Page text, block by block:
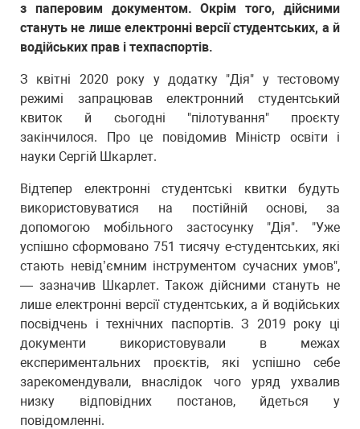
з паперовим документом. Окрім того, дійсними
стануть не лише електронні версії студентських, а й
водійських прав і техпаспортів.
З квітні 2020 року у додатку "Дія" у тестовому
режимі запрацював електронний студентський
квиток й сьогодні "пілотування" проєкту
закінчилося. Про це повідомив Міністр освіти і
науки Сергій Шкарлет.
Відтепер електронні студентські квитки будуть
використовуватися на постійній основі, за
допомогою мобільного застосунку "Дія". "Уже
успішно сформовано 751 тисячу е-студентських, які
стають невід’ємним інструментом сучасних умов",
— зазначив Шкарлет. Також дійсними стануть не
лише електронні версії студентських, а й водійських
посвідчень і технічних паспортів. З 2019 року ці
документи використовували в межах
експериментальних проєктів, які успішно себе
зарекомендували, внаслідок чого уряд ухвалив
низку відповідних постанов, йдеться у
повідомленні.